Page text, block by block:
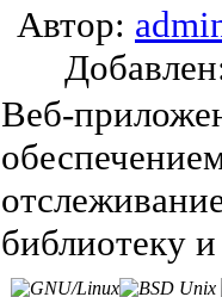
Автор:
Веб-
библиотеку